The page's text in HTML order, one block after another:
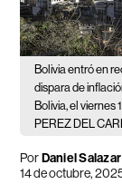
Bolivia entró en
dispara de
Bolivia, el viernes
PEREZ DEL
PorDaniel
14 de octubre,